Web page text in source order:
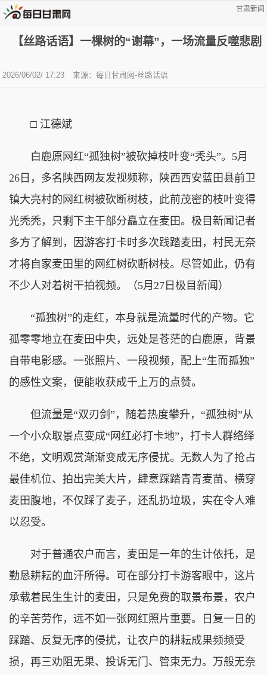
甘肃新闻
【丝路话语】一棵树的“谢幕”，一场流量反噬悲剧
2026/06/02/ 17:23 来源： 每日甘肃网-丝路话语
□ 江德斌
白鹿原网红“孤独树”被砍掉枝叶变“秃头”。5月
26日，多名陕西网友发视频称，陕西西安蓝田县前卫
镇大亮村的网红树被砍断树枝，此前茂密的枝叶变得
光秃秃，只剩下主干部分矗立在麦田。极目新闻记者
多方了解到，因游客打卡时多次践踏麦田，村民无奈
才将自家麦田里的网红树砍断树枝。尽管如此，仍有
不少人对着树干拍视频。（5月27日极目新闻）
“孤独树”的走红，本身就是流量时代的产物。它
孤零零地立在麦田中央，远处是苍茫的白鹿原，背景
自带电影感。一张照片、一段视频，配上“生而孤独”
的感性文案，便能收获成千上万的点赞。
但流量是“双刃剑”，随着热度攀升，“孤独树”从
一个小众取景点变成“网红必打卡地”，打卡人群络绎
不绝，文明观赏渐渐变成无序侵扰。无数人为了抢占
最佳机位、拍出完美大片，肆意踩踏青青麦苗、横穿
麦田腹地，不仅踩了麦子，还乱扔垃圾，实在令人难
以忍受。
对于普通农户而言，麦田是一年的生计依托，是
勤恳耕耘的血汗所得。可在部分打卡游客眼中，这片
承载着民生生计的麦田，只是免费的取景布景，农户
的辛苦劳作，远不如一张网红照片重要。日复一日的
踩踏、反复无序的侵扰，让农户的耕耘成果频频受
损，再三劝阻无果、投诉无门、管束无力。万般无奈